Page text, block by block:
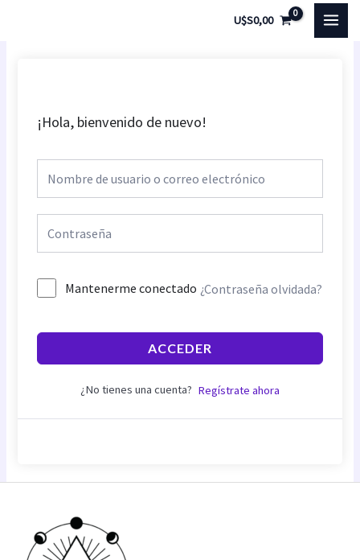
U$S0,00
¡Hola, bienvenido de nuevo!
Mantenerme conectado ¿Contraseña olvidada?
ACCEDER
¿No tienes una cuenta? Regístrate ahora